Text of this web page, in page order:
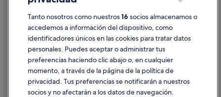
Pautas sobre el contenido y cómo denunciar contenido
Ayuda
Cancelar un vuelo
Cancelar una reserva de hotel o de un alquiler vacacional
Tanto nosotros como nuestros16 socios almacenamos o
accedemos a información del dispositivo, como
identificadores únicos en las cookies para tratar datos
personales. Puedes aceptar o administrar tus
preferencias haciendo clic abajo o, en cualquier
momento, a través de la página de la política de
privacidad. Tus preferencias se notificarán a nuestros
socios y no afectarán a los datos de navegación.